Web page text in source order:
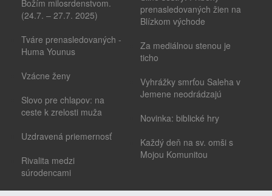
Božím milosrdenstvom.
(24.7. – 27.7. 2025)
Tváre prenasledovaných -
Huma Younus
Vzácne ženy
Slovo pre chlapov: na
ceste k zrelosti muža
Uzdravená priemernosť
Rivalita medzi
súrodencami
prenasledovaných žien na
Blízkom východe
Za mediálnou stenou je
ticho
Vyhrážky smrťou Saleha v
Jemene neodrádzajú
Novinka: biblické hry
Každý deň na sv. omši s
Mojou Komunitou